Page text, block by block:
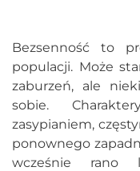
Bezsenność to
populacji. Może
zaburzeń, ale
sobie.
zasypianiem,
ponownego
wcześnie rano